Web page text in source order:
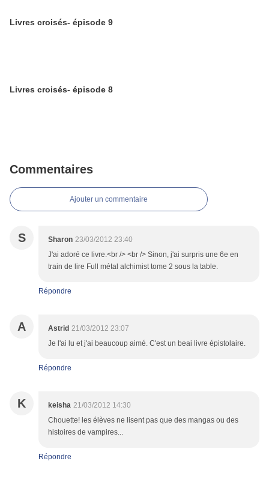
Livres croisés- épisode 9
Livres croisés- épisode 8
Commentaires
Ajouter un commentaire
S Sharon 23/03/2012 23:40
J'ai adoré ce livre.<br /> <br /> Sinon, j'ai surpris une 6e en
train de lire Full métal alchimist tome 2 sous la table.
Répondre
A Astrid 21/03/2012 23:07
Je l'ai lu et j'ai beaucoup aimé. C'est un beai livre épistolaire.
Répondre
K keisha 21/03/2012 14:30
Chouette! les élèves ne lisent pas que des mangas ou des
histoires de vampires...
Répondre